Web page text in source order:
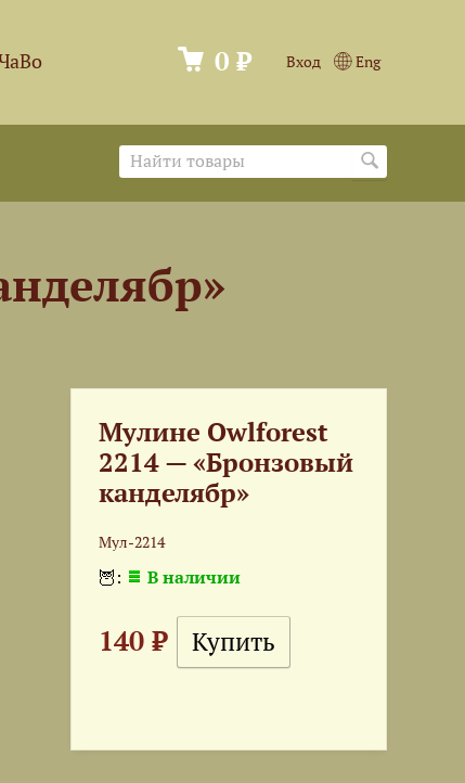
Вход Eng
0 ₽
Мулине Owlforest
2214 — «Бронзовый
канделябр»
Мул-2214
🦉: В наличии
140 ₽